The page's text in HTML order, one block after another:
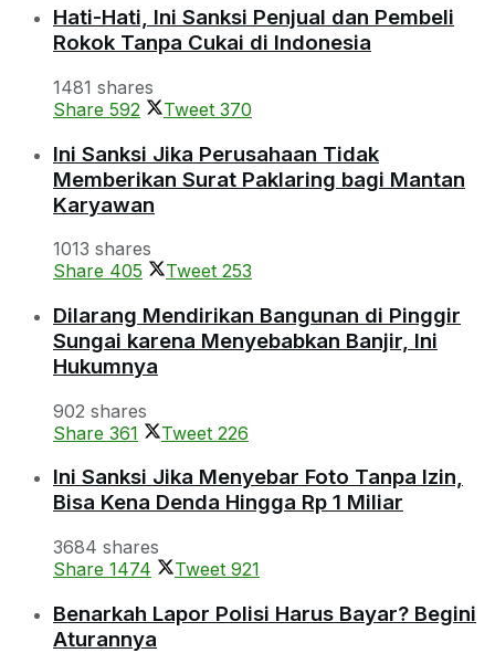
Hati-Hati, Ini Sanksi Penjual dan Pembeli
Rokok Tanpa Cukai di Indonesia
1481 shares
Share 592 Tweet 370
Ini Sanksi Jika Perusahaan Tidak
Memberikan Surat Paklaring bagi Mantan
Karyawan
1013 shares
Share 405 Tweet 253
Dilarang Mendirikan Bangunan di Pinggir
Sungai karena Menyebabkan Banjir, Ini
Hukumnya
902 shares
Share 361 Tweet 226
Ini Sanksi Jika Menyebar Foto Tanpa Izin,
Bisa Kena Denda Hingga Rp 1 Miliar
3684 shares
Share 1474 Tweet 921
Benarkah Lapor Polisi Harus Bayar? Begini
Aturannya